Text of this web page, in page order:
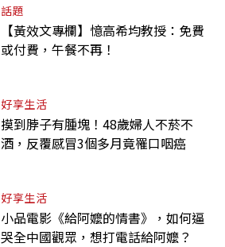
話題
【黃效文專欄】憶高希均教授：免費
或付費，午餐不再！
好享生活
摸到脖子有腫塊！48歲婦人不菸不
酒，反覆感冒3個多月竟罹口咽癌
好享生活
小品電影《給阿嬤的情書》，如何逼
哭全中國觀眾，想打電話給阿嬤？